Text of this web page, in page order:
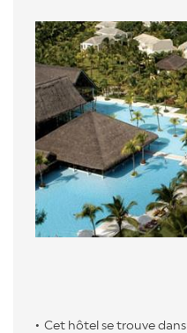
Cet hôtel se trouve